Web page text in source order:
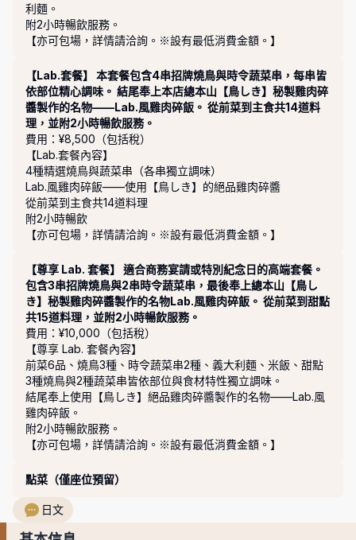
利麵。
附2小時暢飲服務。
【亦可包場，詳情請洽詢。※設有最低消費金額。】
【Lab.套餐】 本套餐包含4串招牌燒鳥與時令蔬菜串，每串皆
依部位精心調味。 結尾奉上本店總本山【鳥しき】秘製雞肉碎
醬製作的名物——Lab.風雞肉碎飯。 從前菜到主食共14道料
理，並附2小時暢飲服務。
費用：¥8,500（包括稅）
【Lab.套餐內容】
4種精選燒鳥與蔬菜串（各串獨立調味）
Lab.風雞肉碎飯——使用【鳥しき】的絕品雞肉碎醬
從前菜到主食共14道料理
附2小時暢飲
【亦可包場，詳情請洽詢。※設有最低消費金額。】
【尊享 Lab. 套餐】 適合商務宴請或特別紀念日的高端套餐。
包含3串招牌燒鳥與2串時令蔬菜串，最後奉上總本山【鳥し
き】秘製雞肉碎醬製作的名物Lab.風雞肉碎飯。 從前菜到甜點
共15道料理，並附2小時暢飲服務。
費用：¥10,000（包括稅）
【尊享 Lab. 套餐內容】
前菜6品、燒鳥3種、時令蔬菜串2種、義大利麵、米飯、甜點
3種燒鳥與2種蔬菜串皆依部位與食材特性獨立調味。
結尾奉上使用【鳥しき】絕品雞肉碎醬製作的名物——Lab.風
雞肉碎飯。
附2小時暢飲服務。
【亦可包場，詳情請洽詢。※設有最低消費金額。】
點菜（僅座位預留）
日文